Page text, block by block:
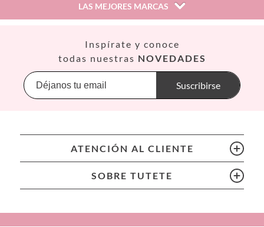
LAS MEJORES MARCAS
Banwood
BIBS
Cristina de Jos'h
Inspírate y conoce
todas nuestras NOVEDADES
Suscribirse
ATENCIÓN AL CLIENTE
SOBRE TUTETE